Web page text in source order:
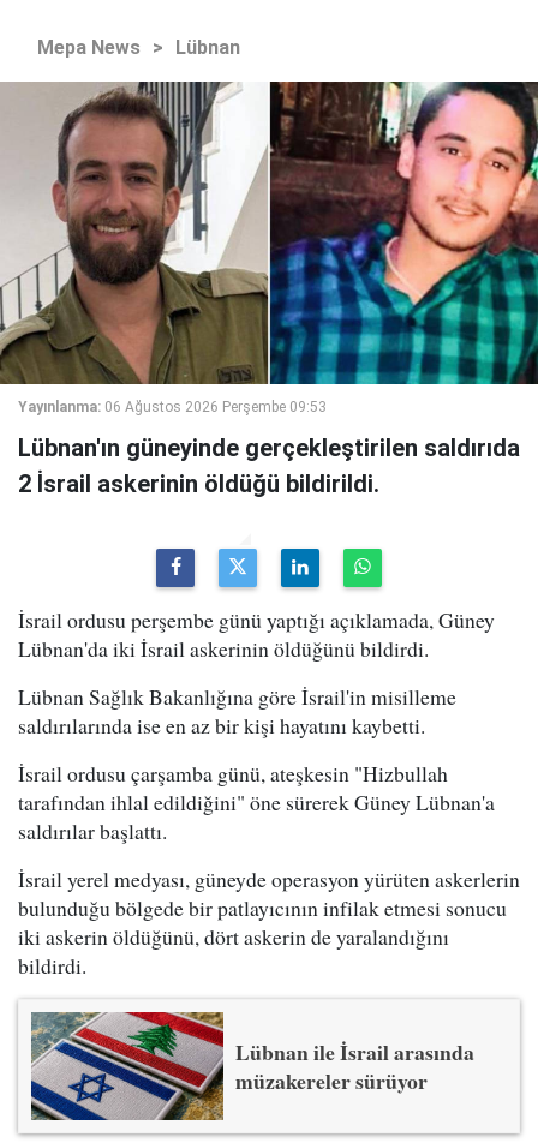
Mepa News > Lübnan
Yayınlanma: 06 Ağustos 2026 Perşembe 09:53
Lübnan'ın güneyinde gerçekleştirilen saldırıda
2 İsrail askerinin öldüğü bildirildi.
İsrail ordusu perşembe günü yaptığı açıklamada, Güney
Lübnan'da iki İsrail askerinin öldüğünü bildirdi.
Lübnan Sağlık Bakanlığına göre İsrail'in misilleme
saldırılarında ise en az bir kişi hayatını kaybetti.
İsrail ordusu çarşamba günü, ateşkesin "Hizbullah
tarafından ihlal edildiğini" öne sürerek Güney Lübnan'a
saldırılar başlattı.
İsrail yerel medyası, güneyde operasyon yürüten askerlerin
bulunduğu bölgede bir patlayıcının infilak etmesi sonucu
iki askerin öldüğünü, dört askerin de yaralandığını
bildirdi.
Lübnan ile İsrail arasında
müzakereler sürüyor